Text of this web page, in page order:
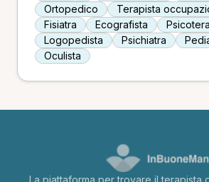
Ortopedico
Terapista
Fisiatra
Ecografista
Logopedista
Psichiatra
Oculista
La piattaforma per trovare il terapista